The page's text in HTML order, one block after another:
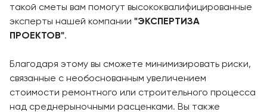
такой сметы вам помогут высококвалифицированные
эксперты нашей компании "ЭКСПЕРТИЗА
ПРОЕКТОВ".
Благодаря этому вы сможете минимизировать риски,
связанные с необоснованным увеличением
стоимости ремонтного или строительного процесса
над среднерыночными расценками. Вы также